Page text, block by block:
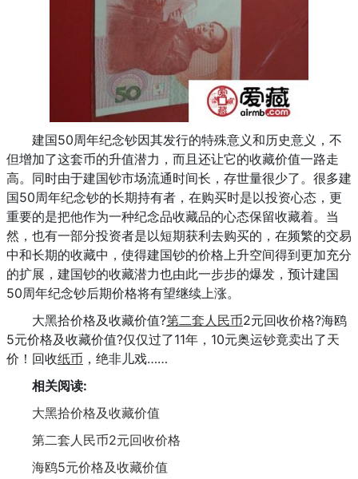
建国50周年纪念钞因其发行的特殊意义和历史意义，不
但增加了这套币的升值潜力，而且还让它的收藏价值一路走
高。同时由于建国钞市场流通时间长，存世量很少了。很多建
国50周年纪念钞的长期持有者，在购买时是以投资心态，更
重要的是把他作为一种纪念品收藏品的心态保留收藏着。当
然，也有一部分投资者是以短期获利去购买的，在频繁的交易
中和长期的收藏中，使得建国钞的价格上升空间得到更加充分
的扩展，建国钞的收藏潜力也由此一步步的爆发，预计建国
50周年纪念钞后期价格将有望继续上涨。
大黑拾价格及收藏价值?第二套人民币2元回收价格?海鸥
5元价格及收藏价值?仅仅过了11年，10元奥运钞竟卖出了天
价！回收纸币 ，绝非儿戏……
相关阅读:
大黑拾价格及收藏价值
第二套人民币2元回收价格
海鸥5元价格及收藏价值